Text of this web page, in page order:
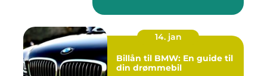
14. jan
Billån til BMW: En guide til
din drømmebil